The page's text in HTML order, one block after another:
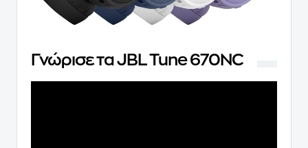
Γνώρισε τα JBL Tune 670NC